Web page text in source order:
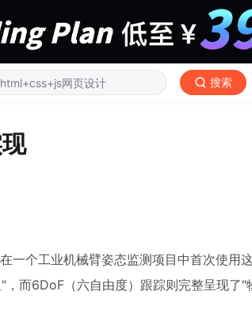
搜索
一个工业机械臂姿态监测项目中首次使用
而6DoF（六自由度）跟踪则完整呈现了"